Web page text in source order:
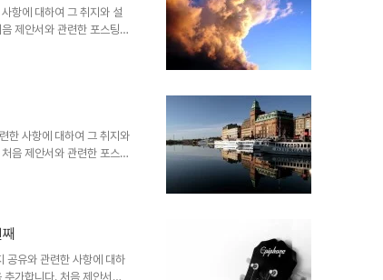
제안..
항에 대하여 그 취지와 설
제안서와 관련한 포스팅을
각했고, 저작권 등 여러 고
▣ 멋진제안서 만들기
에 좋..
한 사항에 대하여 그 취지와
음 제안서와 관련한 포스팅
생각했고, 저작권 등 여러
▣ 멋진제안서 만들
경에..
공유와 관련한 사항에 대하
가합니다. 처음 제안서와